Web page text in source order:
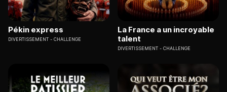
Pékin express
DIVERTISSEMENT CHALLENGE
La France a un incroyable
talent
DIVERTISSEMENT CHALLENGE